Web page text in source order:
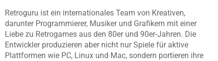
Retroguru ist ein internationales Team von Kreativen,
darunter Programmierer, Musiker und Grafikern mit einer
Liebe zu Retrogames aus den 80er und 90er-Jahren. Die
Entwickler produzieren aber nicht nur Spiele für aktive
Plattformen wie PC, Linux und Mac, sondern portieren ihre